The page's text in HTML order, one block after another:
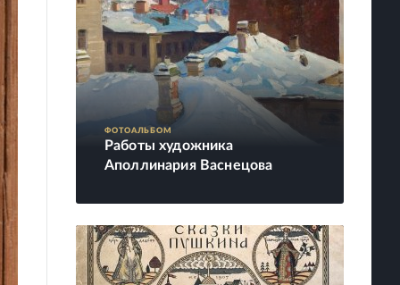
ФОТОАЛЬБОМ
Работы художника
Аполлинария Васнецова